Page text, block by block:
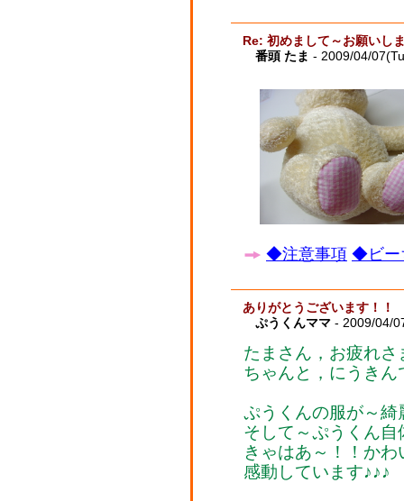
Re: 初めまして～お願いし
番頭 たま - 2009/04/
◆注意事項 ◆ビー
ありがとうございます！！
ぷうくんママ - 2009/04/
たまさん，お疲れさ
ちゃんと，にうき
ぷうくんの服が～
そして～ぷうくん
きゃはあ～！！かわ
感動しています♪♪♪